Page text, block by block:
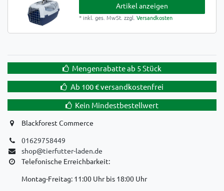
Artikel anzeigen
* inkl. ges. MwSt. zzgl.Versandkosten
Mengenrabatte ab 5 Stück
Ab 100 € versandkostenfrei
Kein Mindestbestellwert
Blackforest Commerce
01629758449
shop@tierfutter-laden.de
Telefonische Erreichbarkeit:
Montag-Freitag: 11:00 Uhr bis 18:00 Uhr